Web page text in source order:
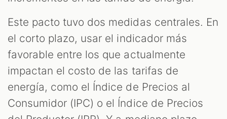
Este pacto tuvo dos medidas centrales. En
el corto plazo, usar el indicador más
favorable entre los que actualmente
impactan el costo de las tarifas de
energía, como el Índice de Precios al
Consumidor (IPC) o el Índice de Precios